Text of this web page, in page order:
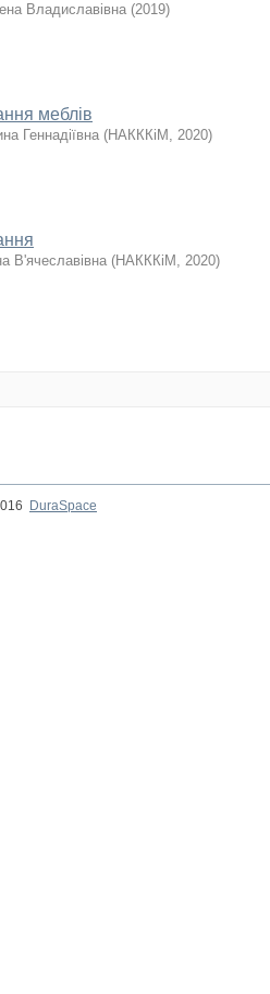
Владиславівна (2019)
меблів
Геннадіївна (НАКККіМ , 2020)
В'ячеславівна (НАКККіМ , 2020)
DuraSpace